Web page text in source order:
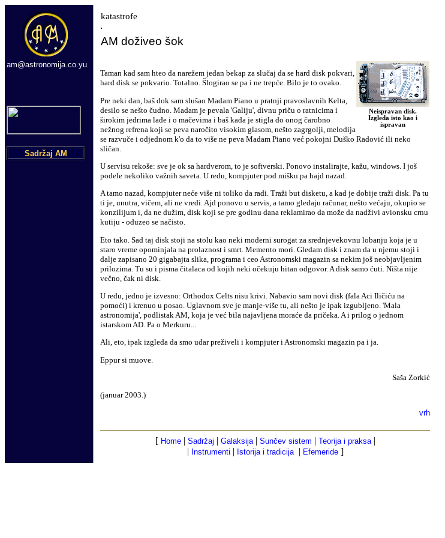
am@astronomija.co.yu
Sadržaj AM
katastrofe
AM doživeo šok
Neispravan disk.
Izgleda isto kao i
ispravan
Taman kad sam hteo da narežem jedan bekap za slučaj da se hard disk pokvari,
hard disk se pokvario. Totalno. Šlogirao se pa i ne trepće. Bilo je to ovako.
Pre neki dan, baš dok sam slušao Madam Piano u pratnji pravoslavnih Kelta,
desilo se nešto čudno. Madam je pevala 'Galiju', divnu priču o ratnicima i
širokim jedrima lađe i o mačevima i baš kada je stigla do onog čarobno
nežnog refrena koji se peva naročito visokim glasom, nešto zagrgolji, melodija
se razvuče i odjednom k'o da to više ne peva Madam Piano već pokojni Duško Radović ili neko
sličan.
U servisu rekoše: sve je ok sa hardverom, to je softverski. Ponovo instalirajte, kažu, windows. I još
podele nekoliko važnih saveta. U redu, kompjuter pod mišku pa hajd nazad.
A tamo nazad, kompjuter neće više ni toliko da radi. Traži but disketu, a kad je dobije traži disk. Pa tu
ti je, unutra, vičem, ali ne vredi. Ajd ponovo u servis, a tamo gledaju računar, nešto većaju, okupio se
konzilijum i, da ne dužim, disk koji se pre godinu dana reklamirao da može da nadživi avionsku crnu
kutiju - oduzeo se načisto.
Eto tako. Sad taj disk stoji na stolu kao neki moderni surogat za srednjevekovnu lobanju koja je u
staro vreme opominjala na prolaznost i smrt. Memento mori . Gledam disk i znam da u njemu stoji i
dalje zapisano 20 gigabajta slika, programa i ceo Astronomski magazin sa nekim još neobjavljenim
prilozima. Tu su i pisma čitalaca od kojih neki očekuju hitan odgovor. A disk samo ćuti Ništa nije
večno, čak ni disk.
U redu, jedno je izvesno: Orthodox Celts nisu krivi. Nabavio sam novi disk (fala Aci Iličiću na
pomoći) i krenuo u posao. Uglavnom sve je manje-više tu, ali nešto je ipak izgubljeno. 'Mala
astronomija', podlistak AM, koja je već bila najavljena moraće da pričeka . A i prilog o jednom
istarskom AD. Pa o Merkuru...
Ali, eto, ipak izgleda da smo udarpreživeli i kompjuter i Astronomski magazin pa i ja.
Eppur si muove.
Saša Zorkić
(januar2003.)
vrh
[ Home| Sadržaj | Galaksija| Sunčev sistem | Teorija i praksa|
| Instrumenti | Istorija i tradicija| Efemeride]